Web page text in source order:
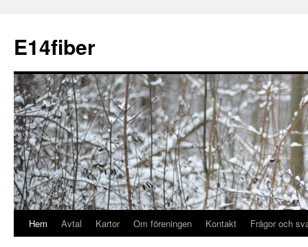
E14fiber
Hem Avtal Kartor Om föreningen Kontakt Frågor och